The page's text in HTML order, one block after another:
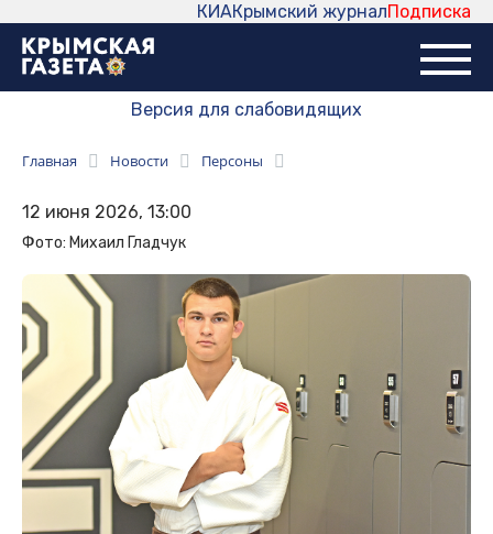
Подписка
Крымский журнал
КИА
Версия для слабовидящих
Главная Новости Персоны
12 июня 2026, 13:00
Фото: Михаил Гладчук